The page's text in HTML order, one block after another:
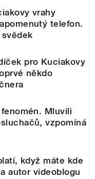
vrahy
telefon.
pro Kuciakovy
někdo
Mluvili
vzpomíná
když máte kde
autor videoblogu